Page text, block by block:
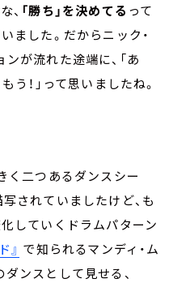
、 「勝ち」を決めてる って
ました。だからニック・
が流れた途端に、「あ
う！」って思いましたね。
く二つあるダンスシー
されていましたけど、も
していくドラムパターン
』 で知られるマンディ・ム
ンスとして見せる、